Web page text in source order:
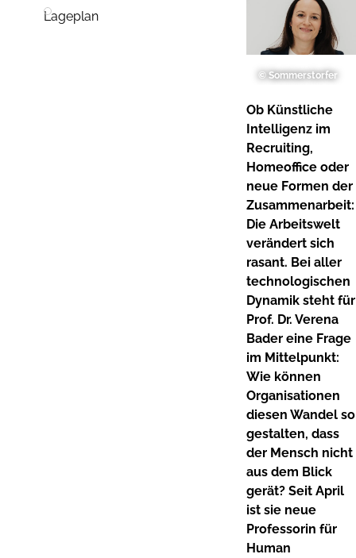
Lageplan
© Sommerstorfer
Ob Künstliche
Intelligenz im
Recruiting,
Homeoffice oder
neue Formen der
Zusammenarbeit:
Die Arbeitswelt
verändert sich
rasant. Bei aller
technologischen
Dynamik steht für
Prof. Dr. Verena
Bader eine Frage
im Mittelpunkt:
Wie können
Organisationen
diesen Wandel so
gestalten, dass
der Mensch nicht
aus dem Blick
gerät? Seit April
ist sie neue
Professorin für
Human